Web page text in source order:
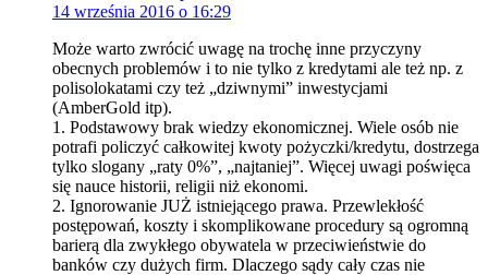
14 września 2016 o 16:29
Może warto zwrócić uwagę na trochę inne przyczyny
obecnych problemów i to nie tylko z kredytami ale też np. z
polisolokatami czy też „dziwnymi” inwestycjami
(AmberGold itp).
1. Podstawowy brak wiedzy ekonomicznej. Wiele osób nie
potrafi policzyć całkowitej kwoty pożyczki/kredytu, dostrzega
tylko slogany „raty 0%”, „najtaniej”. Więcej uwagi poświęca
się nauce historii, religii niż ekonomi.
2. Ignorowanie JUŻ istniejącego prawa. Przewlekłość
postępowań, koszty i skomplikowane procedury są ogromną
barierą dla zwykłego obywatela w przeciwieństwie do
banków czy dużych firm. Dlaczego sądy cały czas nie